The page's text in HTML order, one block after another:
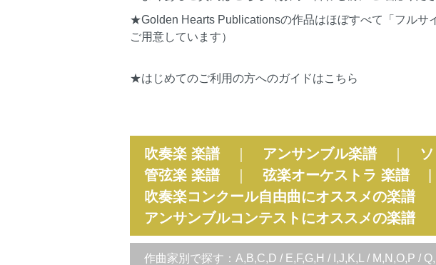
★Golden Hearts Publicationsの作品はほぼすべて「フルサ
ご用意しています）
★はじめてのご利用の方へのガイドはこちら
吹奏楽 楽譜｜ アンサンブル楽譜｜
管弦楽 楽譜｜ 弦楽オーケストラ 楽譜
吹奏楽コンクール自由曲にオススメの楽譜
アンサンブルコンテストにオススメの楽譜
作曲家別で探す： A,B,C,D / E,F,G,H / I,J,K,L / M,N,O,P /